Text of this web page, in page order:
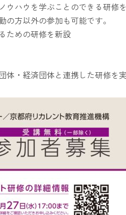
ウハウを学ぶことのできる研修
方以外の参加も可能です。
ための研修を新設
体・経済団体と連携した研修を